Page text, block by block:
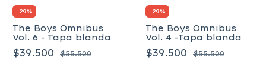
-29%
The Boys Omnibus
Vol. 6 - Tapa blanda
$39.500 $55.500
-29%
The Boys Omnibus
Vol. 4 -Tapa blanda
$39.500 $55.500